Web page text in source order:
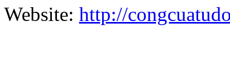
Website: http://